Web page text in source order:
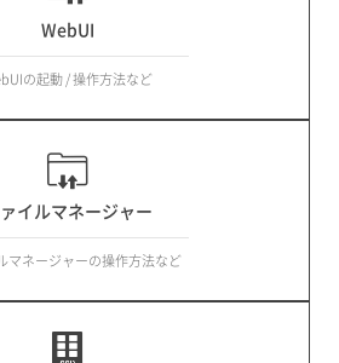
WebUI
の起動 / 操作方法など
イルマネージャー
マネージャーの操作方法など